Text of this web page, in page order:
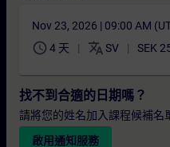
Nov 23, 2026 | 09:00 AM
schedule 4 天 translate SV SEK
找不到合適的日期嗎？
請將您的姓名加入課程候補名
啟用通知服務